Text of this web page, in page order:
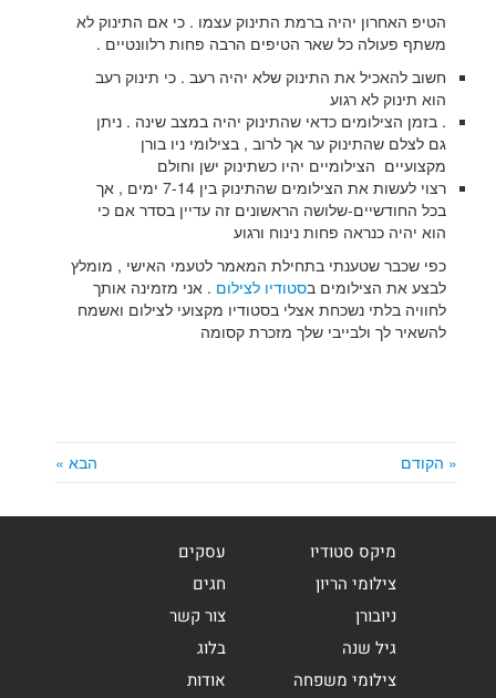
הטיפ האחרון יהיה ברמת התינוק עצמו . כי אם התינוק לא
משתף פעולה כל שאר הטיפים הרבה פחות רלוונטיים .
חשוב להאכיל את התינוק שלא יהיה רעב . כי תינוק רעב
הוא תינוק לא רגוע
. בזמן הצילומים כדאי שהתינוק יהיה במצב שינה . ניתן
גם לצלם שהתינוק ער אך לרוב , בצילומי ניו בורן
מקצועיים הצילומיים יהיו כשתינוק ישן וחולם
רצוי לעשות את הצילומים שהתינוק בין 7-14 ימים , אך
בכל החודשיים-שלושה הראשונים זה עדיין בסדר אם כי
הוא יהיה כנראה פחות נינוח ורגוע
כפי שכבר שטענתי בתחילת המאמר לטעמי האישי , מומלץ
לבצע את הצילומים בסטודיו לצילום . אני מזמינה אותך
לחוויה בלתי נשכחת אצלי בסטודיו מקצועי לצילום ואשמח
להשאיר לך ולבייבי שלך מזכרת קסומה
« הקודם הבא »
מיקס סטודיו
צילומי הריון
ניובורן
גיל שנה
צילומי משפחה
עסקים
חגים
צור קשר
בלוג
אודות